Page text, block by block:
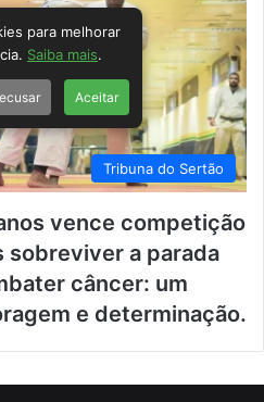
Tribuna do Sertão
vence competição
sobreviver a parada
câncer: um
e determinação.
para melhorar
Saiba mais.
Aceitar